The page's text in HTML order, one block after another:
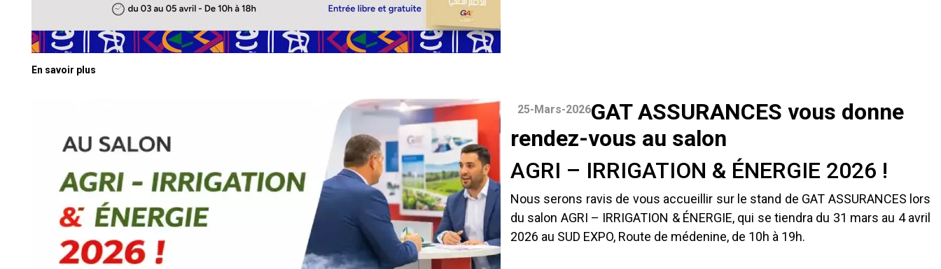
En savoir plus
25-Mars-2026GAT ASSURANCES vous donne
rendez-vous au salon
AGRI – IRRIGATION & ÉNERGIE 2026 !
Nous serons ravis de vous accueillir sur le stand de GAT ASSURANCES lors
du salon AGRI – IRRIGATION & ÉNERGIE, qui se tiendra du 31 mars au 4 avril
2026 au SUD EXPO, Route de médenine, de 10h à 19h.